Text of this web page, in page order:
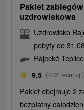
Pakiet
uzdrowiskowa
Uzdrowisko
pobyty do
Rajecké Teplice
9,5 (422 recenzji)
Pakiet obejmuje 2
bezpłatny